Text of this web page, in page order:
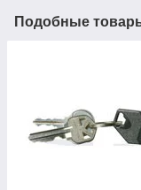
Подобные